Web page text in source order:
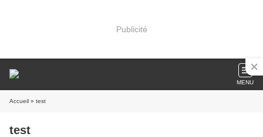
Publicité
MENU
Accueil » test
test